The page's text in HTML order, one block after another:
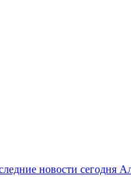
новости сегодня